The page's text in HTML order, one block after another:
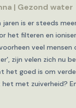
| Gezond water
jaren is er steeds
het filteren en
veel mensen
zijn velen zich nu
het goed is om
met zuiverheid?